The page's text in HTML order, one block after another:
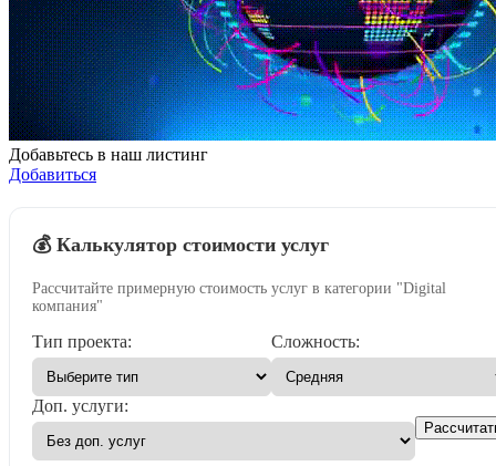
Добавьтесь в наш листинг
Добавиться
💰 Калькулятор стоимости услуг
Рассчитайте примерную стоимость услуг в категории "Digital
компания"
Тип проекта: Сложность:
Доп. услуги: